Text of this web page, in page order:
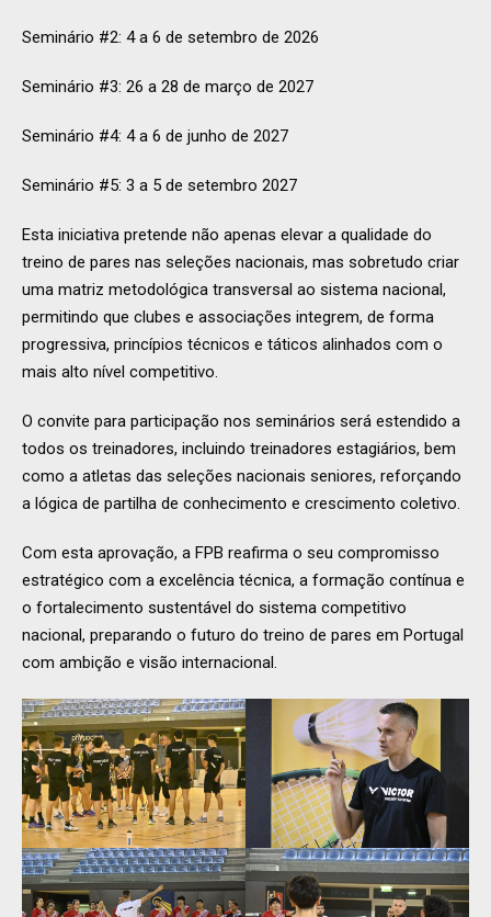
Seminário #2: 4 a 6 de setembro de 2026
Seminário #3: 26 a 28 de março de 2027
Seminário #4: 4 a 6 de junho de 2027
Seminário #5: 3 a 5 de setembro 2027
Esta iniciativa pretende não apenas elevar a qualidade do
treino de pares nas seleções nacionais, mas sobretudo criar
uma matriz metodológica transversal ao sistema nacional,
permitindo que clubes e associações integrem, de forma
progressiva, princípios técnicos e táticos alinhados com o
mais alto nível competitivo.
O convite para participação nos seminários será estendido a
todos os treinadores, incluindo treinadores estagiários, bem
como a atletas das seleções nacionais seniores, reforçando
a lógica de partilha de conhecimento e crescimento coletivo.
Com esta aprovação, a FPB reafirma o seu compromisso
estratégico com a excelência técnica, a formação contínua e
o fortalecimento sustentável do sistema competitivo
nacional, preparando o futuro do treino de pares em Portugal
com ambição e visão internacional.